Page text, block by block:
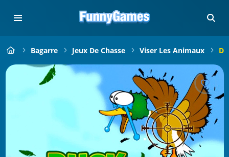
Bagarre Jeux De Chasse Viser Les Animaux